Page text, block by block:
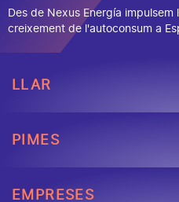
Des de Nexus Energía
creixement de l'autoconsum a
LLAR
PIMES
EMPRESES